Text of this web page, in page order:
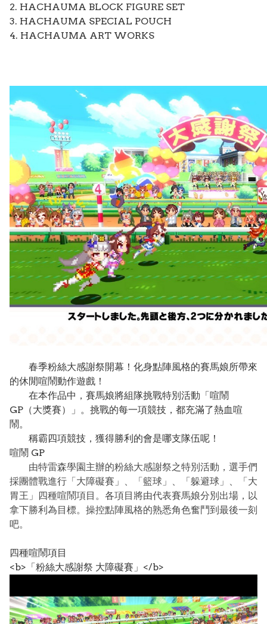
2. HACHAUMA BLOCK FIGURE SET
3. HACHAUMA SPECIAL POUCH
4. HACHAUMA ART WORKS
春季粉絲大感謝祭開幕！化身點陣風格的賽馬娘所帶來
的休閒喧鬧動作遊戲！
在本作品中，賽馬娘將組隊挑戰特別活動「喧鬧
GP（大獎賽）」。挑戰的每一項競技，都充滿了熱血喧
鬧。
稱霸四項競技，獲得勝利的會是哪支隊伍呢！
喧鬧 GP
由特雷森學園主辦的粉絲大感謝祭之特別活動，選手們
採團體戰進行「大障礙賽」、「籃球」、「躲避球」、「大
胃王」四種喧鬧項目。各項目將由代表賽馬娘分別出場，以
拿下勝利為目標。操控點陣風格的熟悉角色奮鬥到最後一刻
吧。
四種喧鬧項目
<b>「粉絲大感謝祭 大障礙賽」</b>